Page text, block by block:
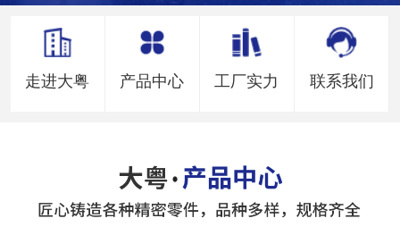
走进大粤 产品中心 工厂实力 联系我们